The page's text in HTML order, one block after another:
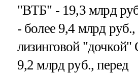
"ВТБ" - 19,3 млрд
- более 9,4 млрд руб.,
лизинговой "дочкой"
9,2 млрд руб., перед